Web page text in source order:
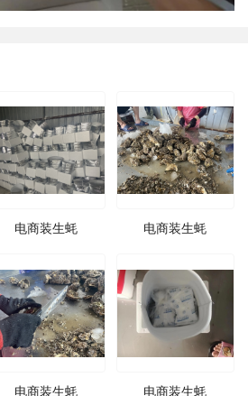
电商装生蚝 电商装生蚝
电商装生蚝 电商装生蚝